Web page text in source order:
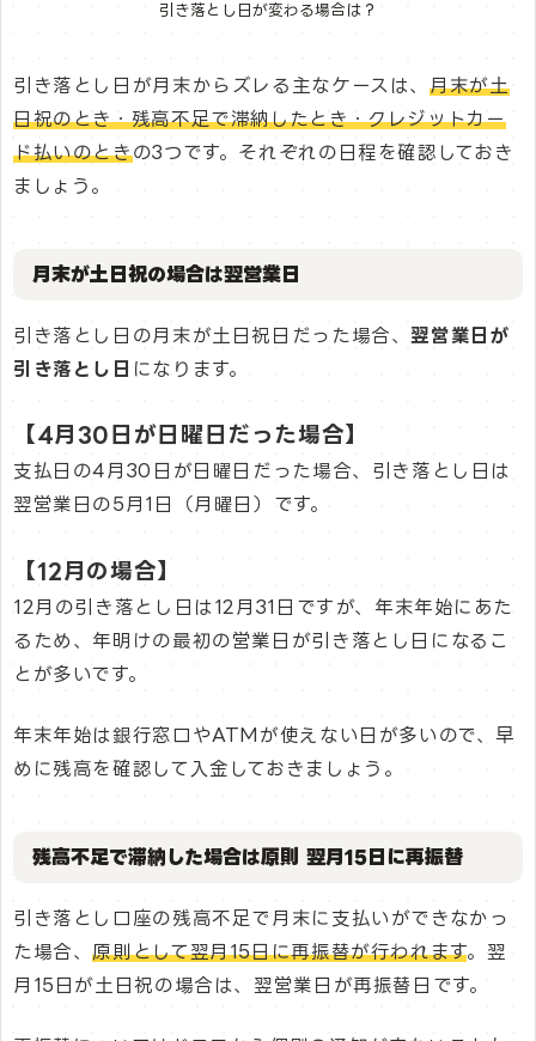
引き落とし日が変わる場合は？
引き落とし日が月末からズレる主なケースは、月末が土
日祝のとき・残高不足で滞納したとき・クレジットカー
ド払いのときの3つです。それぞれの日程を確認しておき
ましょう。
月末が土日祝の場合は翌営業日
引き落とし日の月末が土日祝日だった場合、 翌営業日が
引き落とし日 になります。
【4月30日が日曜日だった場合】
支払日の4月30日が日曜日だった場合、引き落とし日は
翌営業日の5月1日（月曜日）です。
【12月の場合】
12月の引き落とし日は12月31日ですが、年末年始にあた
るため、年明けの最初の営業日が引き落とし日になるこ
とが多いです。
年末年始は銀行窓口やATMが使えない日が多いので、早
めに残高を確認して入金しておきましょう。
残高不足で滞納した場合は原則 翌月15日に再振替
引き落とし口座の残高不足で月末に支払いができなかっ
た場合、原則として翌月15日に再振替が行われます。翌
月15日が土日祝の場合は、翌営業日が再振替日です。